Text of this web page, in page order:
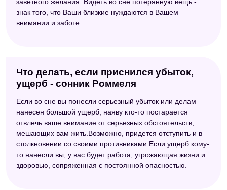
заветного желания. Видеть во сне потерянную вещь -
знак того, что Ваши близкие нуждаются в Вашем
внимании и заботе.
Что делать, если приснился убыток,
ущерб - сонник Роммеля
Если во сне вы понесли серьезный убыток или делам
нанесен большой ущерб, наяву кто-то постарается
отвлечь ваше внимание от серьезных обстоятельств,
мешающих вам жить.Возможно, придется отступить и в
столкновении со своими противниками.Если ущерб кому-
то нанесли вы, у вас будет работа, угрожающая жизни и
здоровью, сопряженная с постоянной опасностью.